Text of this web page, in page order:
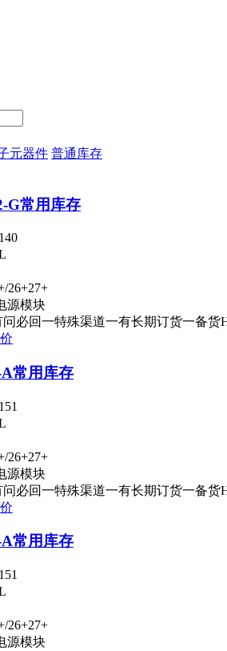
元器件 普通库存
G常用库存
26+27+
源模块
问必回一特殊渠道一有长期订货一备货
常用库存
26+27+
源模块
问必回一特殊渠道一有长期订货一备货
A常用库存
26+27+
源模块